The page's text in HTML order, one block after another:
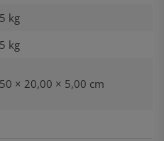
kg
kg
× 20,00 × 5,00 cm